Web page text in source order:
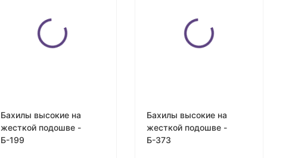
Бахилы высокие на
жесткой подошве -
Б-199
Бахилы высокие на
жесткой подошве -
Б-373